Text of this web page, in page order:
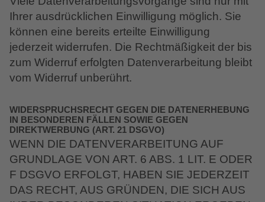
Ihrer ausdrücklichen Einwilligung möglich. Sie
können eine bereits erteilte Einwilligung
jederzeit widerrufen. Die Rechtmäßigkeit der bis
zum Widerruf erfolgten Datenverarbeitung bleibt
vom Widerruf unberührt.
WIDERSPRUCHSRECHT GEGEN DIE DATENERHEBUNG
IN BESONDEREN FÄLLEN SOWIE GEGEN
DIREKTWERBUNG (ART. 21 DSGVO)
WENN DIE DATENVERARBEITUNG AUF
GRUNDLAGE VON ART. 6 ABS. 1 LIT. E ODER
F DSGVO ERFOLGT, HABEN SIE JEDERZEIT
DAS RECHT, AUS GRÜNDEN, DIE SICH AUS